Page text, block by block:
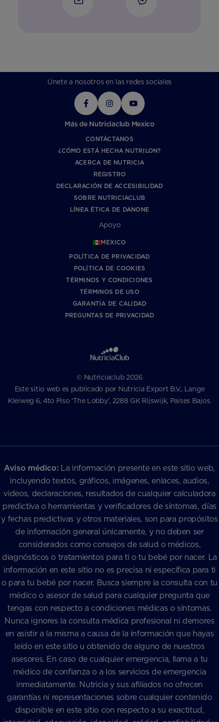
Únete a nosotros en las redes sociales
Más de Nutriciaclub Mexico
CONTÁCTANOS
¿CÓMO ESTÁ HECHA NUTRILON?
ACERCA DE NUTRICIA
REGISTRO
DECLARACIÓN DE ACCESIBILIDAD
SOBRE NUTRICIACLUB
LÍNEA ÉTICA DE DANONE
Apoyo
MEXICO
POLÍTICA DE PRIVACIDAD
POLÍTICA DE COOKIES
TÉRMINOS Y CONDICIONES
TÉRMINOS DE USO
GARANTÍA DE CALIDAD
PREGUNTAS DE PRIVACIDAD
© Nutriciaclub 2026
Este sitio web es publicado por Nutricia Export B.V., Lange
Kleiweg 6, 4to Piso ‘The Lobby’, 2288 GK Rijswijk, Países Bajos.
Aviso médico:La información presente en este sitio web,
incluyendo textos, gráficos, imágenes, enlaces, audios,
videos, declaraciones, resultados de cualquier calculadora
predictiva o herramientas y verificadores de síntomas, días
y fechas predictivas y otros materiales, son para propósitos
de información general únicamente, y no deben ser
considerados como consejos de salud o médicos,
diagnósticos o tratamientos para ti o tu bebé por nacer. La
información en este sitio no es precisa ni específica para ti
o para tu bebé por nacer. Busca siempre la consulta con tu
médico o asesor de salud para cualquier pregunta que
tengas con respecto a condiciones médicas o síntomas.
Nunca ignores la consulta médica profesional ni demores
en asistir a la misma a causa de la información que hayas
leído en este sitio u obtenido de alguno de nuestros
asesores. En caso de cualquier emergencia, llama a tu
médico de confianza o a los servicios de emergencia
inmediatamente. Nutricia y sus afiliados no ofrecen
garantías ni representaciones sobre cualquier contenido
disponible en este sitio con respecto a su exactitud,